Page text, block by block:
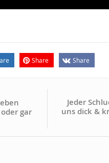
Share Share
gar
Jeder
uns dick &